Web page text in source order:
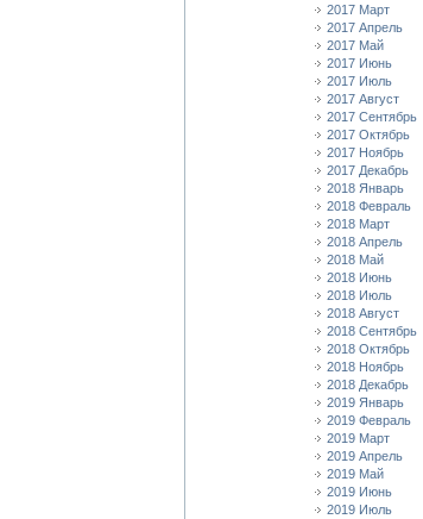
2017 Март
2017 Апрель
2017 Май
2017 Июнь
2017 Июль
2017 Август
2017 Сентябрь
2017 Октябрь
2017 Ноябрь
2017 Декабрь
2018 Январь
2018 Февраль
2018 Март
2018 Апрель
2018 Май
2018 Июнь
2018 Июль
2018 Август
2018 Сентябрь
2018 Октябрь
2018 Ноябрь
2018 Декабрь
2019 Январь
2019 Февраль
2019 Март
2019 Апрель
2019 Май
2019 Июнь
2019 Июль